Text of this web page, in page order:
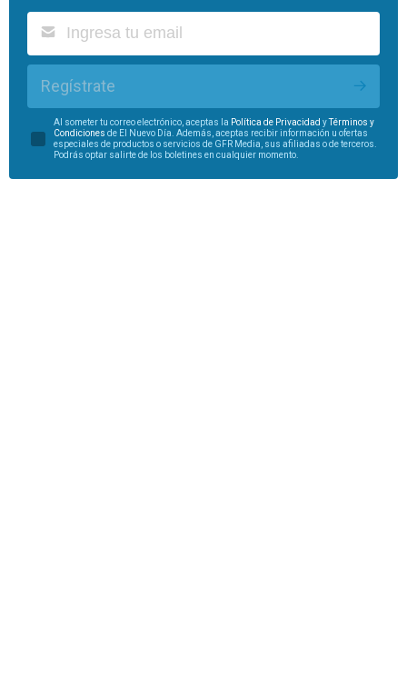
Regístrate
Al someter tu correo electrónico, aceptas la Política de Privacidad yTérminos y
Condiciones de El Nuevo Día. Además, aceptas recibir información u ofertas
especiales de productos o servicios de GFR Media, sus afiliadas o de terceros.
Podrás optar salirte de los boletines en cualquier momento.